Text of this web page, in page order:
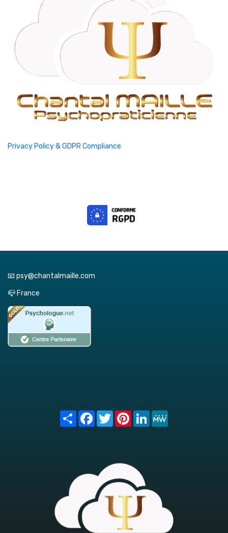
Privacy Policy & GDPR Compliance
📧 psy@chantalmaille.com
📪 France
Share FacebookTwitterPinterest
LinkedIn